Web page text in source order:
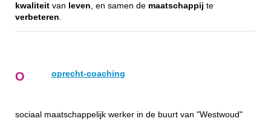
kwaliteit van leven , en samen de maatschappij te
verbeteren
O oprecht-coaching
sociaal maatschappelijk werker in de buurt van "Westwoud"